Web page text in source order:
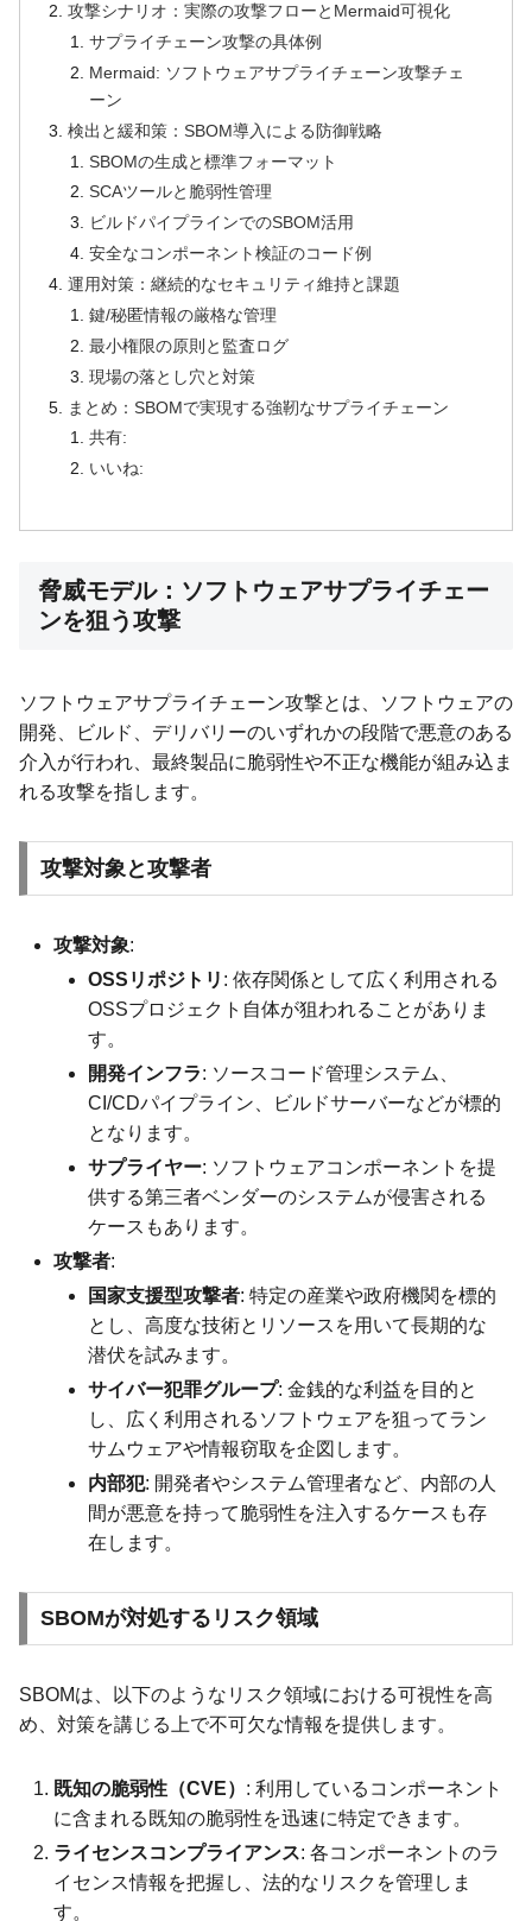
攻撃シナリオ：実際の攻撃フローとMermaid可視化
サプライチェーン攻撃の具体例
Mermaid: ソフトウェアサプライチェーン攻撃チェ
ーン
検出と緩和策：SBOM導入による防御戦略
SBOMの生成と標準フォーマット
SCAツールと脆弱性管理
ビルドパイプラインでのSBOM活用
安全なコンポーネント検証のコード例
運用対策：継続的なセキュリティ維持と課題
鍵/秘匿情報の厳格な管理
最小権限の原則と監査ログ
現場の落とし穴と対策
まとめ：SBOMで実現する強靭なサプライチェーン
共有:
いいね:
脅威モデル：ソフトウェアサプライチェー
ンを狙う攻撃
ソフトウェアサプライチェーン攻撃とは、ソフトウェアの
開発、ビルド、デリバリーのいずれかの段階で悪意のある
介入が行われ、最終製品に脆弱性や不正な機能が組み込ま
れる攻撃を指します。
攻撃対象と攻撃者
攻撃対象:
OSSリポジトリ : 依存関係として広く利用される
OSSプロジェクト自体が狙われることがありま
す。
開発インフラ: ソースコード管理システム、
CI/CDパイプライン、ビルドサーバーなどが標的
となります。
サプライヤー: ソフトウェアコンポーネントを提
供する第三者ベンダーのシステムが侵害される
ケースもあります。
攻撃者:
国家支援型攻撃者: 特定の産業や政府機関を標的
とし、高度な技術とリソースを用いて長期的な
潜伏を試みます。
サイバー犯罪グループ: 金銭的な利益を目的と
し、広く利用されるソフトウェアを狙ってラン
サムウェアや情報窃取を企図します。
内部犯: 開発者やシステム管理者など、内部の人
間が悪意を持って脆弱性を注入するケースも存
在します。
SBOMが対処するリスク領域
SBOMは、以下のようなリスク領域における可視性を高
め、対策を講じる上で不可欠な情報を提供します。
既知の脆弱性（CVE） : 利用しているコンポーネント
に含まれる既知の脆弱性を迅速に特定できます。
ライセンスコンプライアンス: 各コンポーネントのラ
イセンス情報を把握し、法的なリスクを管理しま
す。